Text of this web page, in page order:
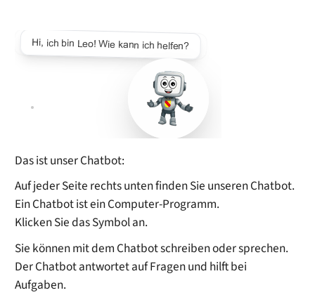
Das ist unser Chatbot:
Auf jeder Seite rechts unten finden Sie unseren Chatbot.
Ein Chatbot ist ein Computer-Programm.
Klicken Sie das Symbol an.
Sie können mit dem Chatbot schreiben oder sprechen.
Der Chatbot antwortet auf Fragen und hilft bei
Aufgaben.